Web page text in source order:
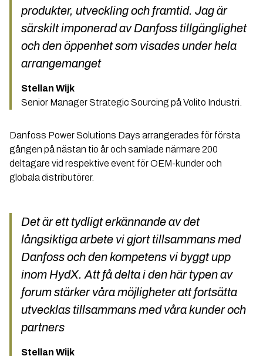
produkter, utveckling och framtid. Jag är
särskilt imponerad av Danfoss tillgänglighet
och den öppenhet som visades under hela
arrangemanget
Stellan Wijk
Senior Manager Strategic Sourcing på Volito Industri.
Danfoss Power Solutions Days arrangerades för första
gången på nästan tio år och samlade närmare 200
deltagare vid respektive event för OEM-kunder och
globala distributörer.
Det är ett tydligt erkännande av det
långsiktiga arbete vi gjort tillsammans med
Danfoss och den kompetens vi byggt upp
inom HydX. Att få delta i den här typen av
forum stärker våra möjligheter att fortsätta
utvecklas tillsammans med våra kunder och
partners
Stellan Wijk